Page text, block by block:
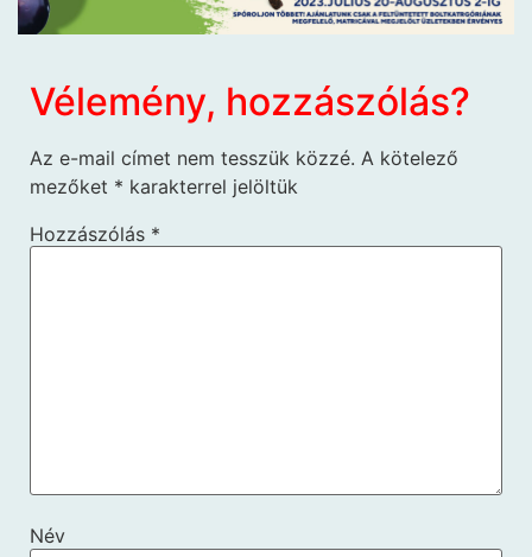
Vélemény, hozzászólás?
Az e-mail címet nem tesszük közzé. A kötelező
mezőket * karakterrel jelöltük
Hozzászólás *
Név